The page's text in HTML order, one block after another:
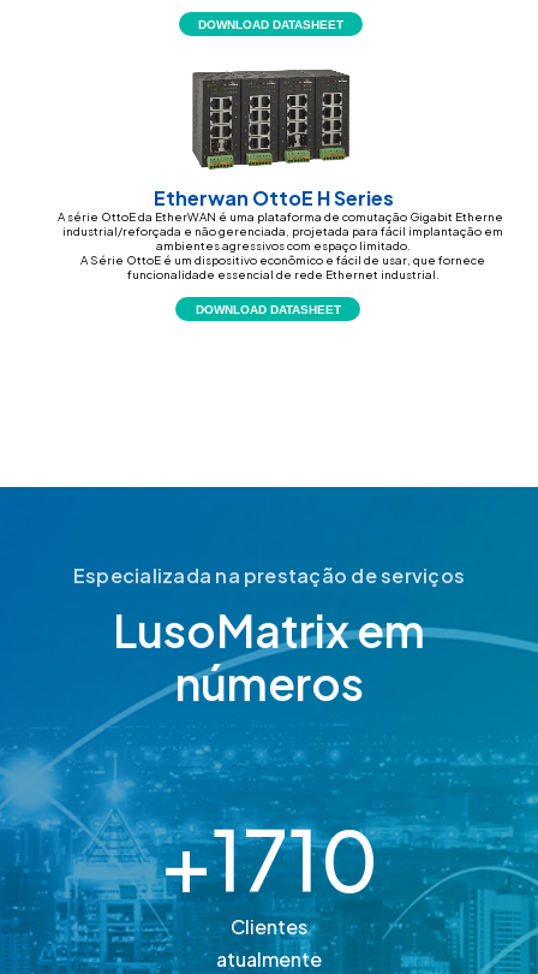
Etherwan OttoE H Series
A série OttoE da EtherWAN é uma plataforma de comutação Gigabit Ethernet
industrial/reforçada e não gerenciada, projetada para fácil implantação em
ambientes agressivos com espaço limitado.
A Série OttoE é um dispositivo econômico e fácil de usar, que fornece
funcionalidade essencial de rede Ethernet industrial.
DOWNLOAD DATASHEET
DOWNLOAD DATASHEET
Especializada na prestação de serviços
LusoMatrix em
números
+1710
Clientes
atualmente